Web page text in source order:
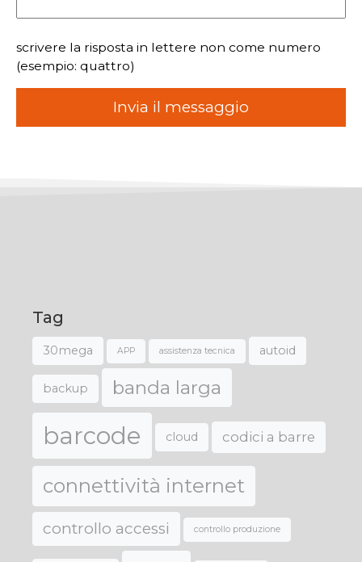
scrivere la risposta in lettere non come numero
(esempio: quattro)
Tag
30mega APP assistenza tecnica autoid
backup banda larga
barcode cloud codici a barre
connettività internet
controllo accessi controllo produzione